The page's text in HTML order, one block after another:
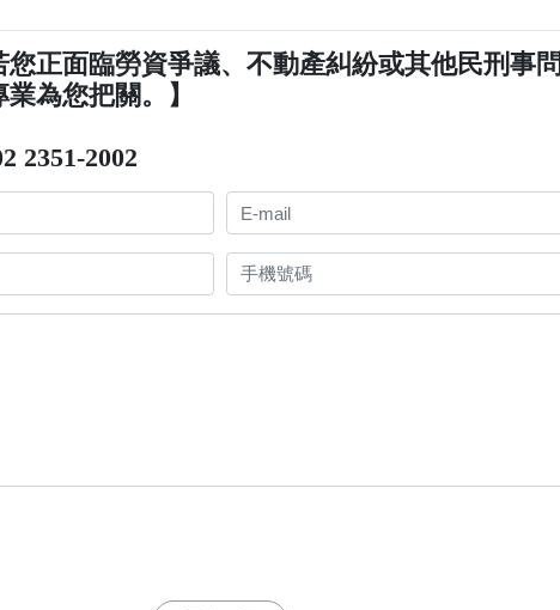
您正面臨勞資爭議、不動產糾紛或其他民刑事
為您把關。】
2351-2002